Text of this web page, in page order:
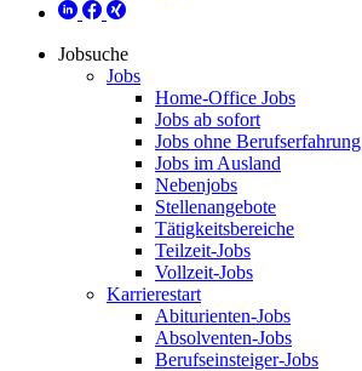
Jobsuche
Jobs
Home-Office Jobs
Jobs ab sofort
Jobs ohne Berufserfahrung
Jobs im Ausland
Nebenjobs
Stellenangebote
Tätigkeitsbereiche
Teilzeit-Jobs
Vollzeit-Jobs
Karrierestart
Abiturienten-Jobs
Absolventen-Jobs
Berufseinsteiger-Jobs